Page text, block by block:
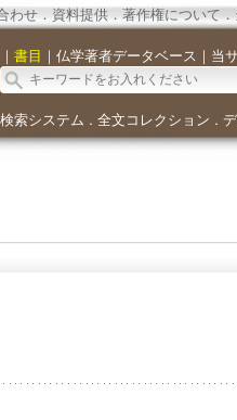
わせ． 資料提供．著作権について．
｜ 書目 ｜ 仏学著者データベース ｜ 当
検索システム ． 全文コレクション ．